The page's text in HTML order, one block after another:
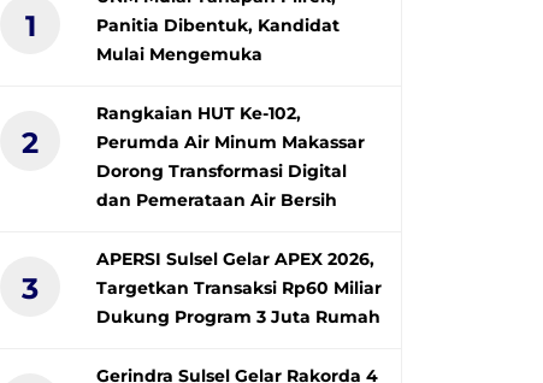
1
Panitia Dibentuk, Kandidat
Mulai Mengemuka
2
Rangkaian HUT Ke-102,
Perumda Air Minum Makassar
Dorong Transformasi Digital
dan Pemerataan Air Bersih
3
APERSI Sulsel Gelar APEX 2026,
Targetkan Transaksi Rp60 Miliar
Dukung Program 3 Juta Rumah
Gerindra Sulsel Gelar Rakorda 4